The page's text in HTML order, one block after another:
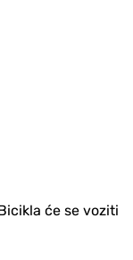
će se voziti